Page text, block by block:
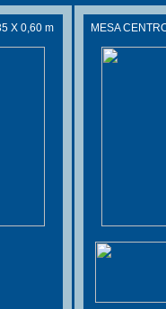
X 0,60 m MESA